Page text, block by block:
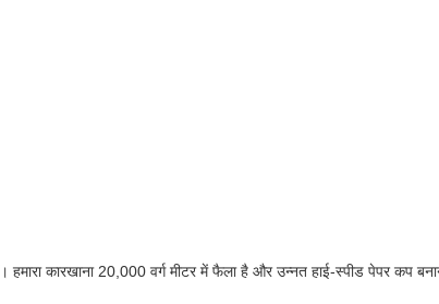
कारखाना 20,000 वर्ग मीटर में फैला है और उन्नत हाई-स्पीड पेपर कप बनाने